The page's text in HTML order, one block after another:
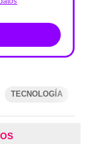
TECNOLOGÍA